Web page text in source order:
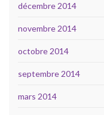
décembre 2014
novembre 2014
octobre 2014
septembre 2014
mars 2014